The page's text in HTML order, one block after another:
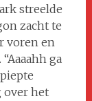
streelde
zacht te
voren en
ga
over het